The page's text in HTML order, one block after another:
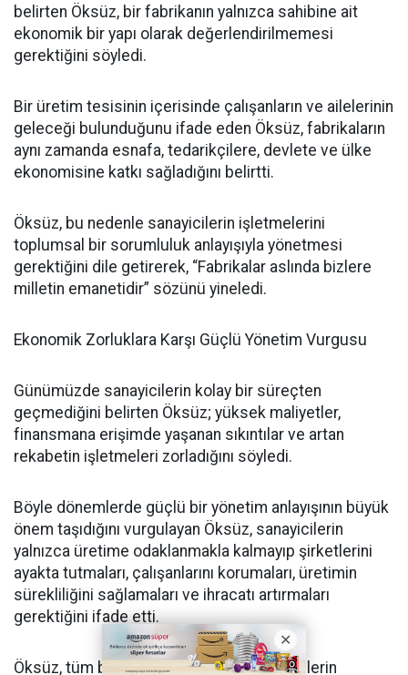
belirten Öksüz, bir fabrikanın yalnızca sahibine ait
ekonomik bir yapı olarak değerlendirilmemesi
gerektiğini söyledi.
Bir üretim tesisinin içerisinde çalışanların ve ailelerinin
geleceği bulunduğunu ifade eden Öksüz, fabrikaların
aynı zamanda esnafa, tedarikçilere, devlete ve ülke
ekonomisine katkı sağladığını belirtti.
Öksüz, bu nedenle sanayicilerin işletmelerini
toplumsal bir sorumluluk anlayışıyla yönetmesi
gerektiğini dile getirerek, “Fabrikalar aslında bizlere
milletin emanetidir” sözünü yineledi.
Ekonomik Zorluklara Karşı Güçlü Yönetim Vurgusu
Günümüzde sanayicilerin kolay bir süreçten
geçmediğini belirten Öksüz; yüksek maliyetler,
finansmana erişimde yaşanan sıkıntılar ve artan
rekabetin işletmeleri zorladığını söyledi.
Böyle dönemlerde güçlü bir yönetim anlayışının büyük
önem taşıdığını vurgulayan Öksüz, sanayicilerin
yalnızca üretime odaklanmakla kalmayıp şirketlerini
ayakta tutmaları, çalışanlarını korumaları, üretimin
sürekliliğini sağlamaları ve ihracatı artırmaları
gerektiğini ifade etti.
Öksüz, tüm bu zorluklara rağmen sanayicilerin